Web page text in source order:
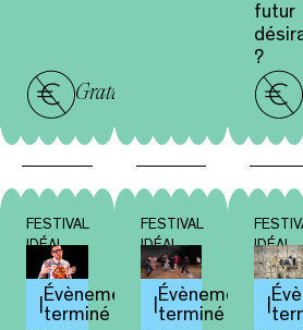
Gratuit
futur
?
FESTIVAL
IDÉAL
Évènement
terminé
FESTIVAL
IDÉAL
Évènement
terminé
IDÉAL